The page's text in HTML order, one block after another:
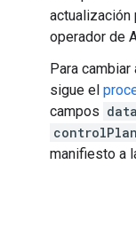
actualización
operador de
Para
sigue el
campos
manifiesto a